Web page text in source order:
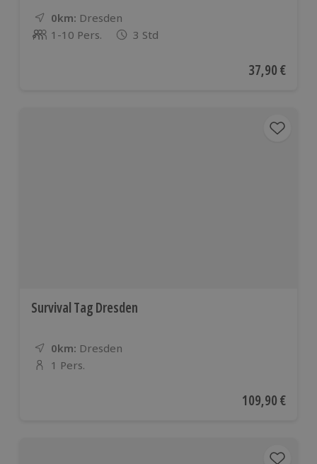
0km: Entfernung
Standort
Dresden
Anzahl der Teilnehmer
1-10 Pers. 3 Std
Aktueller
37,90 €
Survival Tag Dresden
0km: Entfernung
Standort
Dresden
Anzahl der Teilnehmer
1 Pers.
Aktueller Preis
109,90 €